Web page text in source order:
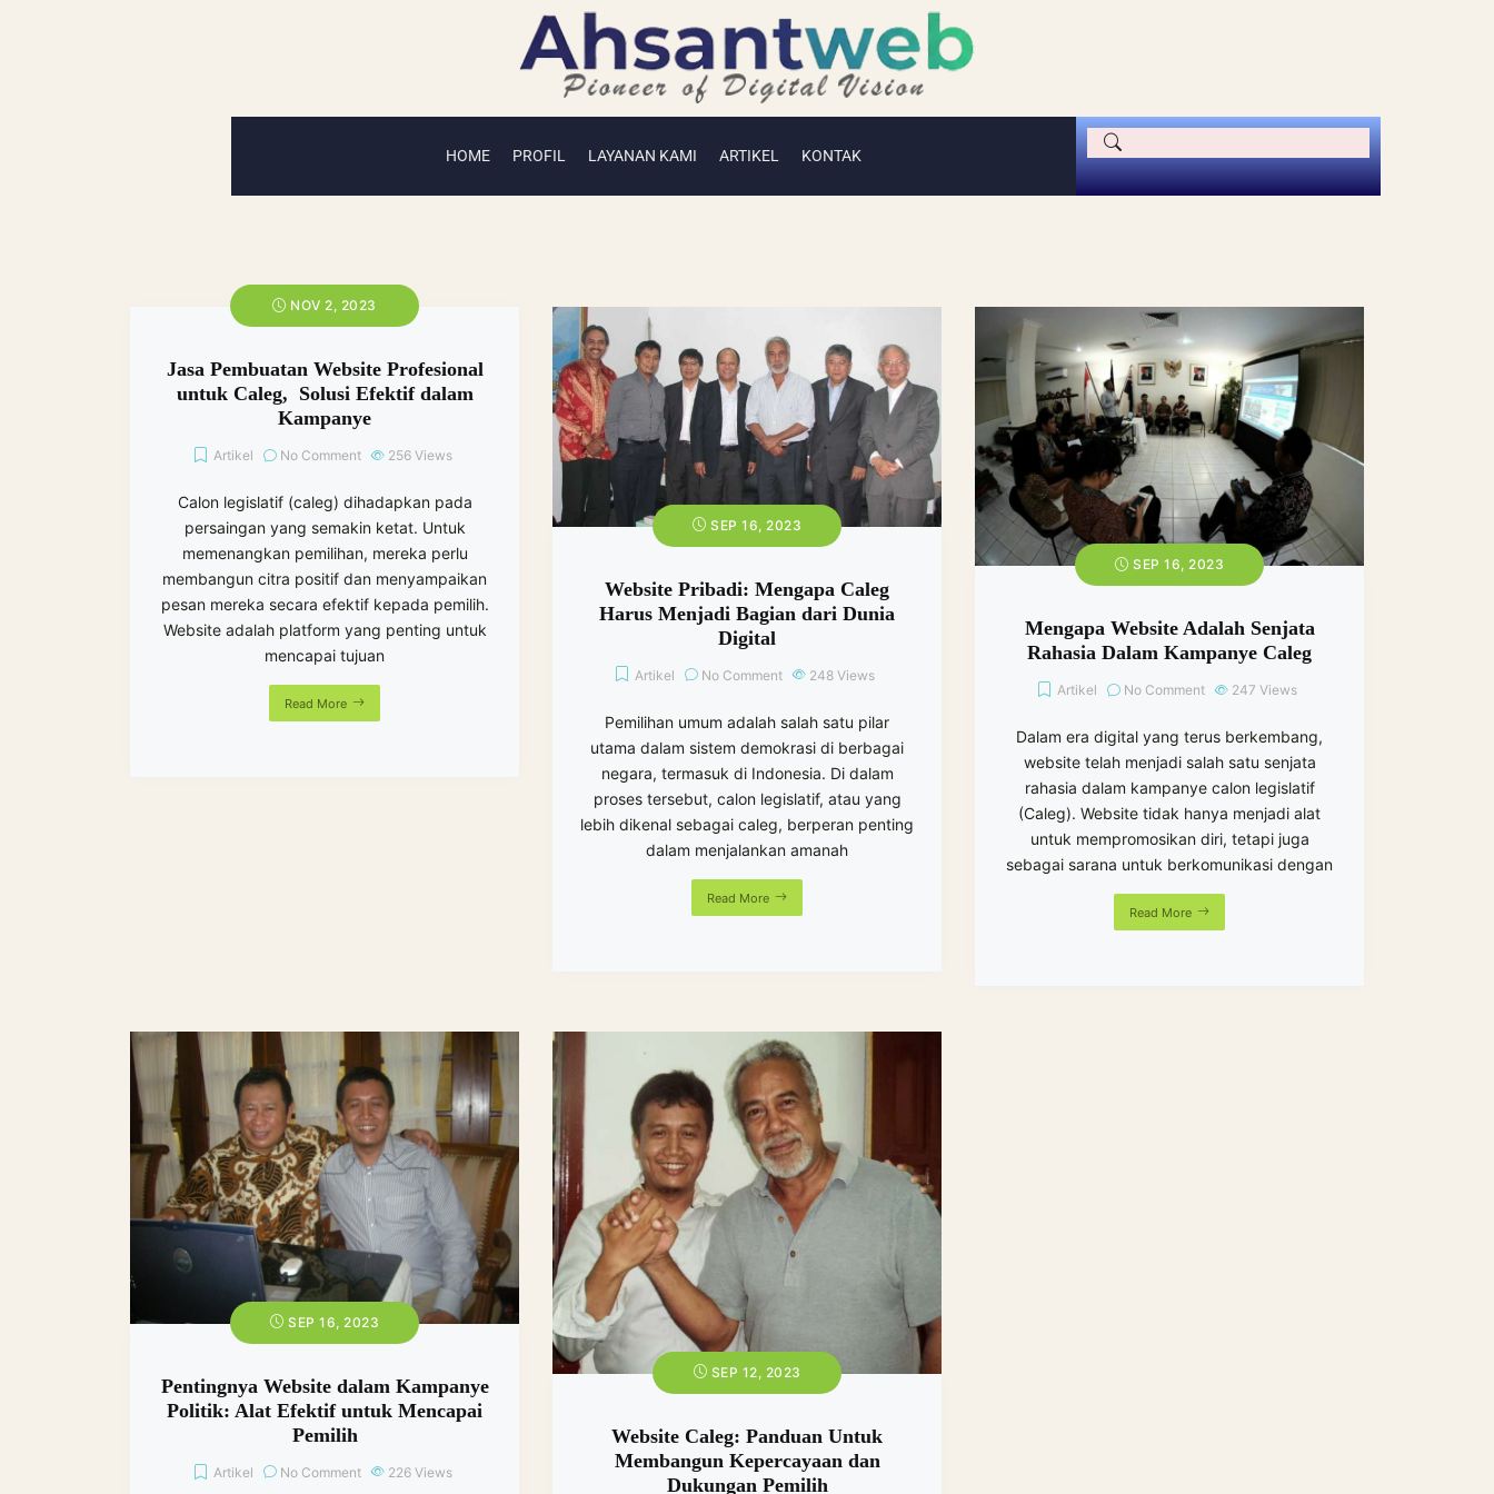
HOME PROFIL LAYANAN KAMI ARTIKEL KONTAK
NOV 2, 2023
Jasa Pembuatan Website Profesional
untuk Caleg, Solusi Efektif dalam
Kampanye
Artikel No Comment 256 Views
Calon legislatif (caleg) dihadapkan pada
persaingan yang semakin ketat. Untuk
memenangkan pemilihan, mereka perlu
membangun citra positif dan menyampaikan
pesan mereka secara efektif kepada pemilih.
Website adalah platform yang penting untuk
mencapai tujuan
Read More
SEP 16, 2023
Website Pribadi: Mengapa Caleg
Harus Menjadi Bagian dari Dunia
Digital
Artikel No Comment 248 Views
Pemilihan umum adalah salah satu pilar
utama dalam sistem demokrasi di berbagai
negara, termasuk di Indonesia. Di dalam
proses tersebut, calon legislatif, atau yang
lebih dikenal sebagai caleg, berperan penting
dalam menjalankan amanah
Read More
SEP 16, 2023
Mengapa Website Adalah Senjata
Rahasia Dalam Kampanye Caleg
Artikel No Comment 247 Views
Dalam era digital yang terus berkembang,
website telah menjadi salah satu senjata
rahasia dalam kampanye calon legislatif
(Caleg). Website tidak hanya menjadi alat
untuk mempromosikan diri, tetapi juga
sebagai sarana untuk berkomunikasi dengan
Read More
SEP 16, 2023
Pentingnya Website dalam Kampanye
Politik: Alat Efektif untuk Mencapai
Pemilih
Artikel No Comment 226 Views
SEP 12, 2023
Website Caleg: Panduan Untuk
Membangun Kepercayaan dan
Dukungan Pemilih